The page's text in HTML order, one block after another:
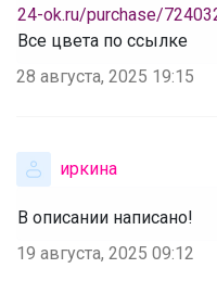
24-ok.ru/purchase/
‌Все цвета по ссылке
28 августа, 2025 19:15
иркина
В описании написано!
19 августа, 2025 09:12